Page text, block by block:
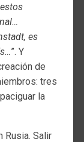
es
”. Y
de
tres
la
Rusia. Salir